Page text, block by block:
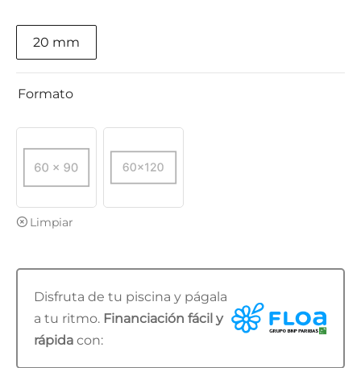
20 mm
Formato
Limpiar
Disfruta de tu piscina y págala
a tu ritmo. Financiación fácil y
rápida con: